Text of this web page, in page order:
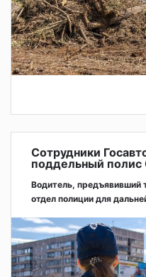
Сотрудники
поддельный
Водитель, предъявивший
отдел полиции для